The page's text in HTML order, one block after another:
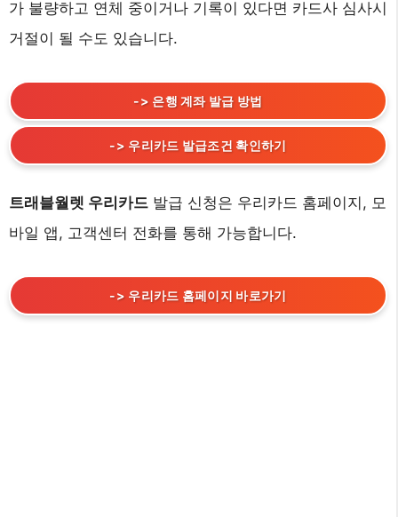
가 불량하고 연체 중이거나 기록이 있다면 카드사 심사시
거절이 될 수도 있습니다.
-> 은행 계좌 발급 방법
-> 우리카드 발급조건 확인하기
트래블월렛 우리카드 발급 신청은 우리카드 홈페이지, 모
바일 앱, 고객센터 전화를 통해 가능합니다.
-> 우리카드 홈페이지 바로가기